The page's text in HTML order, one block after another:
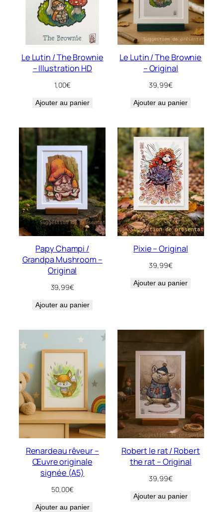
Le Lutin / The Brownie
– Illustration HD
1,00€
Ajouter au panier
Le Lutin / The Brownie
– Original
39,99€
Ajouter au panier
Papy Champi /
Grandpa Mushroom –
Original
39,99€
Ajouter au panier
Pixie – Original
39,99€
Ajouter au panier
Renardeau rêveur –
Œuvre originale
signée (A5)
50,00€
Ajouter au panier
Robert le rat / Robert
the rat – Original
39,99€
Ajouter au panier